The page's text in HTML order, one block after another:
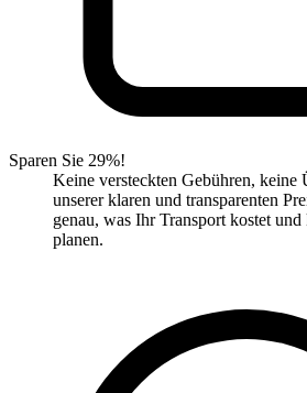
Sparen Sie 29%!
Keine versteckten Gebühren, keine
unserer klaren und transparenten
genau, was Ihr Transport kostet und
planen.